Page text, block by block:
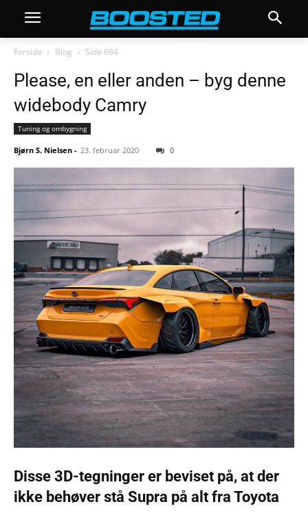
Forside Blog Side 694
Please, en eller anden – byg denne
widebody Camry
Tuning og ombygning
Bjørn S. Nielsen - 23. februar 2020 0
Disse 3D-tegninger er beviset på, at der
ikke behøver stå Supra på alt fra Toyota